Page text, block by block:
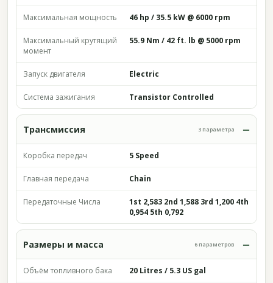
Максимальная мощность 46 hp / 35.5 kW @ 6000 rpm
Максимальный крутящий
момент
55.9 Nm / 42 ft. lb @ 5000 rpm
Запуск двигателя Electric
Система зажигания Transistor Controlled
Трансмиссия 3 параметра
Коробка передач 5 Speed
Главная передача Chain
Передаточные Числа
1st 2,583 2nd 1,588 3rd 1,200 4th
0,954 5th 0,792
Размеры и масса 6 параметров
Объём топливного бака 20 Litres / 5.3 US gal